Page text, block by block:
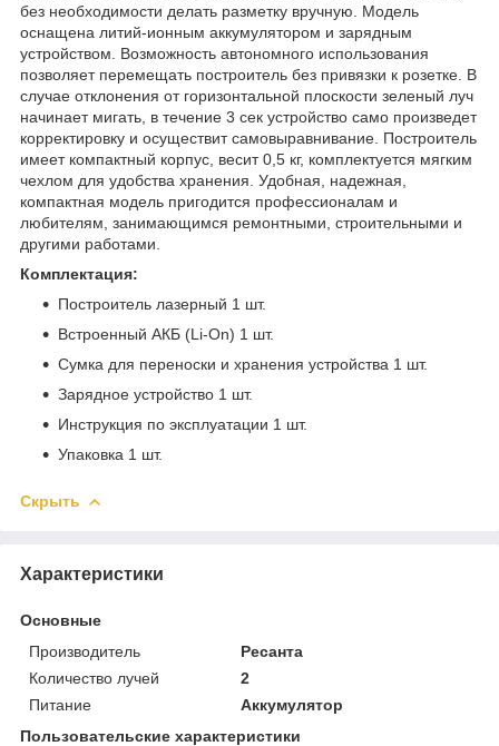
без необходимости делать разметку вручную. Модель
оснащена литий-ионным аккумулятором и зарядным
устройством. Возможность автономного использования
позволяет перемещать построитель без привязки к розетке. В
случае отклонения от горизонтальной плоскости зеленый луч
начинает мигать, в течение 3 сек устройство само произведет
корректировку и осуществит самовыравнивание. Построитель
имеет компактный корпус, весит 0,5 кг, комплектуется мягким
чехлом для удобства хранения. Удобная, надежная,
компактная модель пригодится профессионалам и
любителям, занимающимся ремонтными, строительными и
другими работами.
Комплектация:
Построитель лазерный 1 шт.
Встроенный АКБ (Li-On) 1 шт.
Сумка для переноски и хранения устройства 1 шт.
Зарядное устройство 1 шт.
Инструкция по эксплуатации 1 шт.
Упаковка 1 шт.
Скрыть
Характеристики
Основные
Производитель
Ресанта
Количество лучей
2
Питание
Аккумулятор
Пользовательские характеристики